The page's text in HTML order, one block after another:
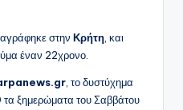
στην Κρήτη , και
έναν 22χρονο.
, το δυστύχημα
τα ξημερώματα του Σαββάτου